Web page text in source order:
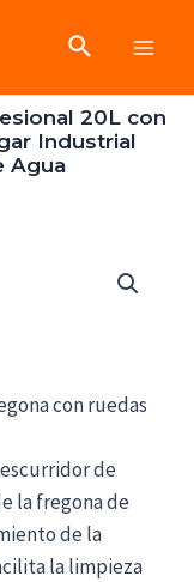
Buscar
20L con
Industrial
Agua
con ruedas
escurridor de
la fregona de
de la
la limpieza